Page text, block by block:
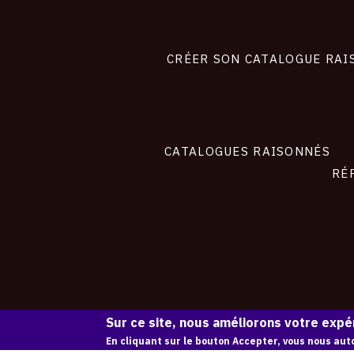
CRÉER SON CATALOGUE
CATALOGUES RAISONNÉS
Sur ce site, nous améliorons votre
En cliquant sur le bouton Accepter, vous nous